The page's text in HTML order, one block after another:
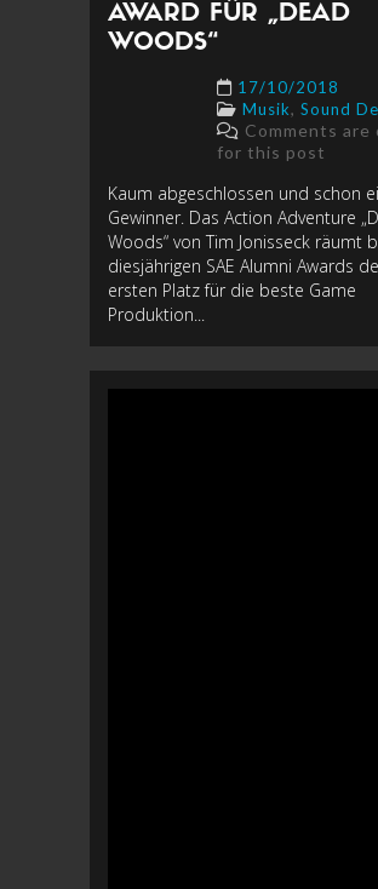
AWARD FÜR „DEAD
WOODS“
17/10/2018
Musik, Sound
Comments are
for this post
Kaum abgeschlossen und schon
Gewinner. Das Action Adventure
Woods“ von Tim Jonisseck räumt
diesjährigen SAE Alumni Awards
ersten Platz für die beste Game
Produktion...